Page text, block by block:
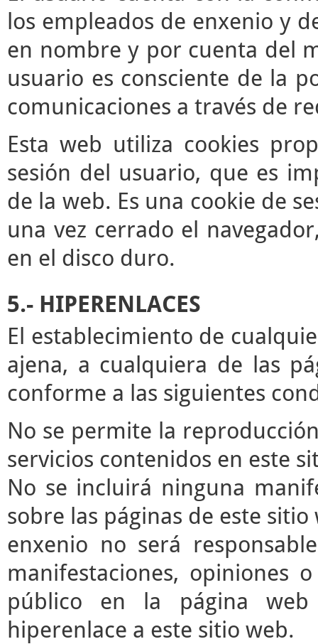
los empleados de enxenio y
en nombre y por cuenta del
usuario es consciente de la
comunicaciones a través de
Esta web utiliza cookies
sesión del usuario, que es
de la web. Es una cookie de
una vez cerrado el
en el disco duro.
5.- HIPERENLACES
El establecimiento de
ajena, a cualquiera de las
conforme a las siguientes
No se permite la
servicios contenidos en este
No se incluirá ninguna
sobre las páginas de este sitio
enxenio no será
manifestaciones, opiniones
público en la página
hiperenlace a este sitio web.